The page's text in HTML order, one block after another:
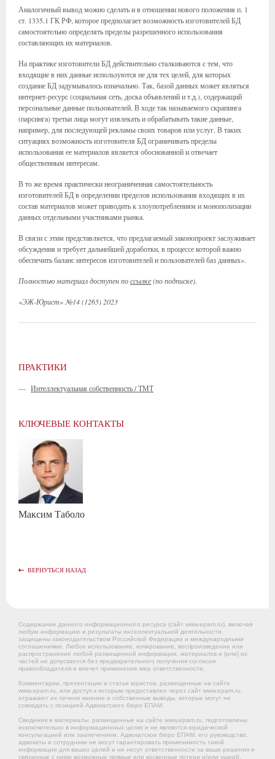
Аналогичный вывод можно сделать и в отношении нового положения п. 1
ст. 1335.1 ГК РФ, которое предполагает возможность изготовителей БД
самостоятельно определять пределы разрешенного использования
составляющих их материалов.
На практике изготовители БД действительно сталкиваются с тем, что
входящие в них данные используются не для тех целей, для которых
создание БД задумывалось изначально. Так, базой данных может являться
интернет-ресурс (социальная сеть, доска объявлений и т.д.), содержащий
персональные данные пользователей. В ходе так называемого скрапинга
(парсинга) третьи лица могут извлекать и обрабатывать такие данные,
например, для последующей рекламы своих товаров или услуг. В таких
ситуациях возможность изготовителя БД ограничивать пределы
использования ее материалов является обоснованной и отвечает
общественным интересам.
В то же время практически неограниченная самостоятельность
изготовителей БД в определении пределов использования входящих в их
состав материалов может приводить к злоупотреблениям и монополизации
данных отдельными участниками рынка.
В связи с этим представляется, что предлагаемый законопроект заслуживает
обсуждения и требует дальнейшей доработки, в процессе которой важно
обеспечить баланс интересов изготовителей и пользователей баз данных».
Полностью материал доступен поссылке(по подписке).
«ЭЖ-Юрист» №14 (1265) 2023
ПРАКТИКИ
— Интеллектуальная собственность / ТМТ
КЛЮЧЕВЫЕ КОНТАКТЫ
МаксимТаболо
ВЕРНУТЬСЯ НАЗАД
Содержание данного информационного ресурса (сайт www.epam.ru), включая
любую информацию и результаты интеллектуальной деятельности,
защищены законодательством Российской Федерации и международными
соглашениями. Любое использование, копирование, воспроизведение или
распространение любой размещенной информации, материалов и (или) их
частей не допускается без предварительного получения согласия
правообладателя и влечет применение мер ответственности.
Комментарии, презентации и статьи юристов, размещенные на сайте
www.epam.ru, или доступ к которым предоставлен через сайт www.epam.ru,
отражают их личное мнение и собственные выводы, которые могут не
совпадать с позицией Адвокатского бюро ЕПАМ.
Сведения и материалы, размещенные на сайте www.epam.ru, подготовлены
исключительно в информационных целях и не являются юридической
консультацией или заключением. Адвокатское бюро ЕПАМ, его руководство,
адвокаты и сотрудники не могут гарантировать применимость такой
информации для ваших целей и не несут ответственности за ваши решения и
связанные с ними возможные прямые или косвенные потери и/или ущерб,